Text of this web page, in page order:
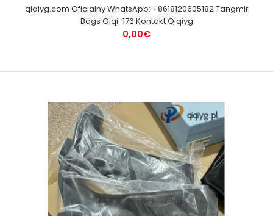
qiqiyg.com Oficjalny WhatsApp: +8618120605182 Tangmir
Bags Qiqi-176 Kontakt Qiqiyg
0,00€